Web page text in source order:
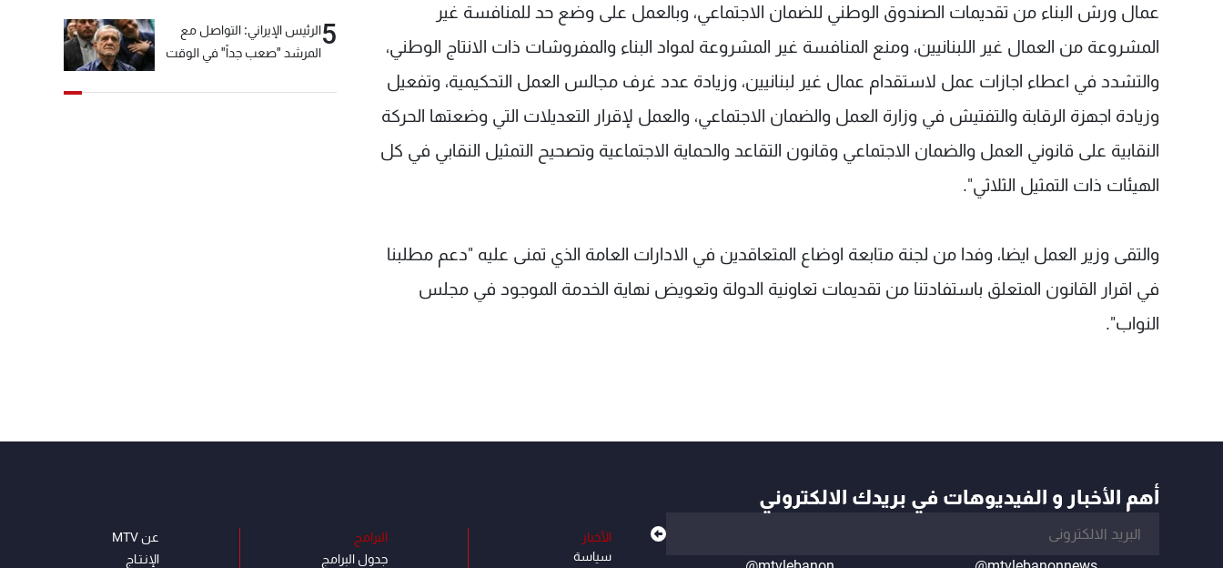
عمال ورش البناء من تقديمات الصندوق الوطني للضمان الاجتماعي، وبالعمل على وضع حد للمنافسة غير
المشروعة من العمال غير اللبنانيين، ومنع المنافسة غير المشروعة لمواد البناء والمفروشات ذات الانتاج الوطني،
والتشدد في اعطاء اجازات عمل لاستقدام عمال غير لبنانيين، وزيادة عدد غرف مجالس العمل التحكيمية، وتفعيل
وزيادة اجهزة الرقابة والتفتيش في وزارة العمل والضمان الاجتماعي، والعمل لإقرار التعديلات التي وضعتها الحركة
النقابية على قانوني العمل والضمان الاجتماعي وقانون التقاعد والحماية الاجتماعية وتصحيح التمثيل النقابي في كل
الهيئات ذات التمثيل الثلاثي".
والتقى وزير العمل ايضا، وفدا من لجنة متابعة اوضاع المتعاقدين في الادارات العامة الذي تمنى عليه "دعم مطلبنا
في اقرار القانون المتعلق باستفادتنا من تقديمات تعاونية الدولة وتعويض نهاية الخدمة الموجود في مجلس
النواب".
5الرئيس الإيراني: التواصل مع
المرشد "صعب جداً" في الوقت
أهم الأخبار و الفيديوهات في بريدك الالكتروني
الأخبار
سياسة
البرامج
جدول البرامج
عن MTV
الإنـتـاج